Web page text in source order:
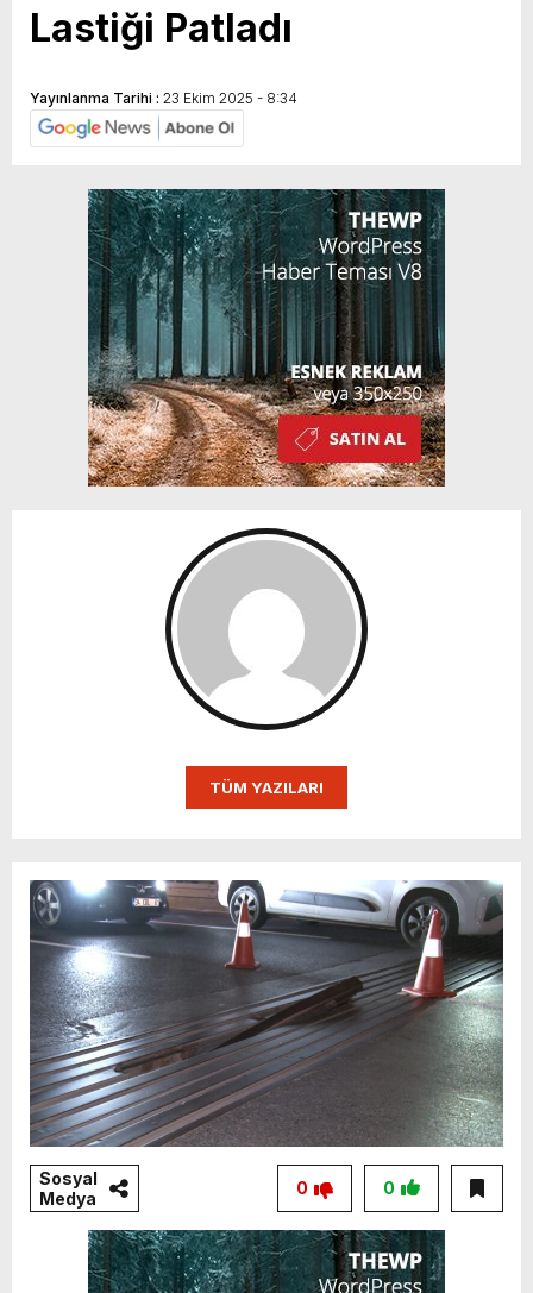
Lastiği Patladı
Yayınlanma Tarihi : 23 Ekim 2025 - 8:34
TÜM YAZILARI
Sosyal
Medya
0
0